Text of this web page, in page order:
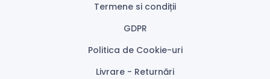
Termene si condiții
GDPR
Politica de Cookie-uri
Livrare - Returnări